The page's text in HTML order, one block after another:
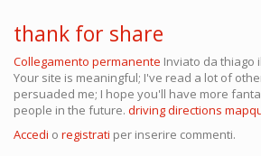
thank for share
Collegamento permanente Inviato da thiago
Your site is meaningful; I've read a lot of
persuaded me; I hope you'll have more
people in the future. driving directions
Accedi o registrati per inserire commenti.